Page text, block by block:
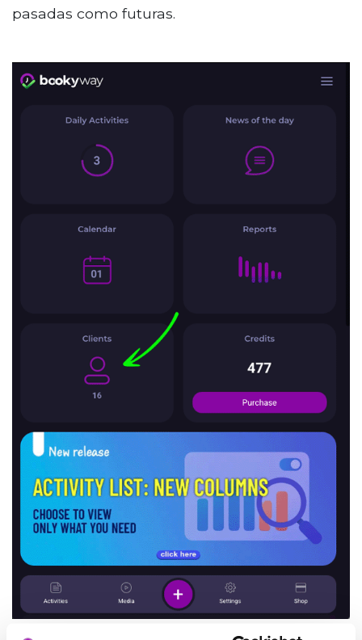
pasadas como futuras.